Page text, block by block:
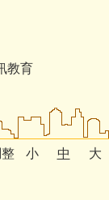
教育
小 中
大